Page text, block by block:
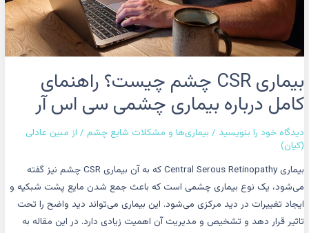
بیماری CSR چشم چیست؟ راهنمای
کامل درباره بیماری چشمی سی اس آر
دیدگاه‌ خود را بنویسید / بیماری‌ها و مشکلات شایع چشم / از مبین عادلی
(کیان)
بیماری Central Serous Retinopathy که به آن بیماری CSR چشم نیز گفته
می‌شود، یک نوع بیماری چشمی است که باعث جمع شدن مایع پشت شبکیه و
ایجاد تغییرات در دید مرکزی می‌شود. این بیماری می‌تواند دید واضح را تحت
تاثیر قرار دهد و تشخیص و مدیریت آن اهمیت زیادی دارد. در این مقاله به
اس